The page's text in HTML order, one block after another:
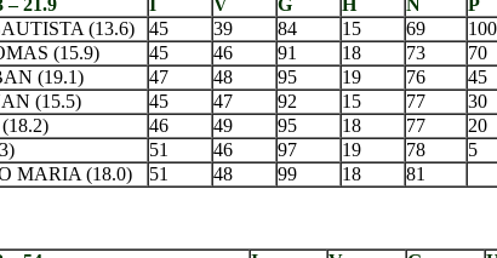
(13.6) 45 39 84 15 69
100
(15.9) 45 46 91 18 73
70
(19.1) 47 48 95 19 76
45
(15.5) 45 47 92 15 77
30
46 49 95 18 77
20
51 46 97 19 78
5
MARIA (18.0) 51 48 99 18 81